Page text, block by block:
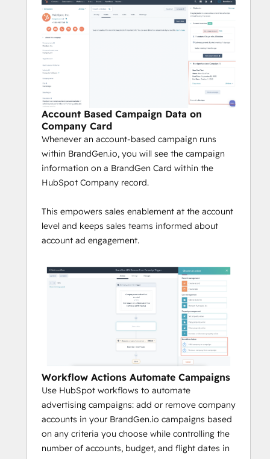
Account Based Campaign Data on
Company Card
Whenever an account-based campaign runs
within BrandGen.io, you will see the campaign
information on a BrandGen Card within the
HubSpot Company record.
This empowers sales enablement at the account
level and keeps sales teams informed about
account ad engagement.
Workflow Actions Automate Campaigns
Use HubSpot workflows to automate
advertising campaigns: add or remove company
accounts in your BrandGen.io campaigns based
on any criteria you choose while controlling the
number of accounts, budget, and flight dates in